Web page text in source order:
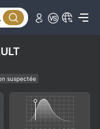
pour l'instant.
suspectée
Risque élevé potentiel